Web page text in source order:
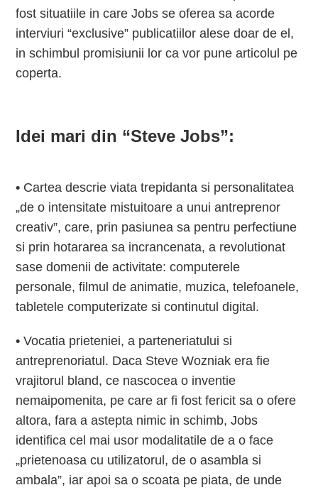
fost situatiile in care Jobs se oferea sa acorde
interviuri “exclusive” publicatiilor alese doar de el,
in schimbul promisiunii lor ca vor pune articolul pe
coperta.
Idei mari din “Steve Jobs”:
• Cartea descrie viata trepidanta si personalitatea
„de o intensitate mistuitoare a unui antreprenor
creativ”, care, prin pasiunea sa pentru perfectiune
si prin hotararea sa incrancenata, a revolutionat
sase domenii de activitate: computerele
personale, filmul de animatie, muzica, telefoanele,
tabletele computerizate si continutul digital.
•Vocatia prieteniei, a parteneriatului si
antreprenoriatul. Daca Steve Wozniak era fie
vrajitorul bland, ce nascocea o inventie
nemaipomenita, pe care ar fi fost fericit sa o ofere
altora, fara a astepta nimic in schimb, Jobs
identifica cel mai usor modalitatile de a o face
„prietenoasa cu utilizatorul, de o asambla si
ambala”, iar apoi sa o scoata pe piata, de unde